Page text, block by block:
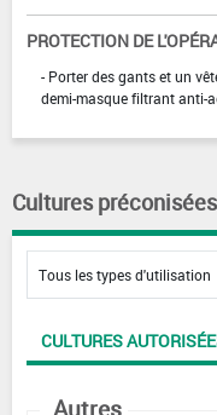
PROTECTION DE
- Porter des gants et un
demi-masque filtrant anti-
Cultures préconisées
CULTURES